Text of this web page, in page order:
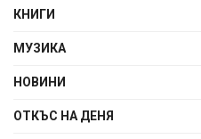
КНИГИ
МУЗИКА
НОВИНИ
ОТКЪС НА ДЕНЯ